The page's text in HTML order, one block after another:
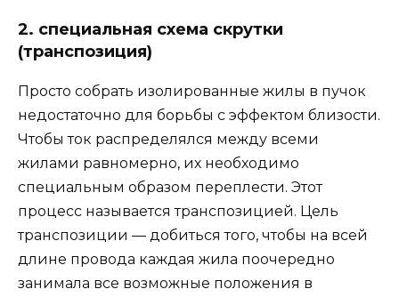
2. специальная схема скрутки
(транспозиция)
Просто собрать изолированные жилы в пучок
недостаточно для борьбы с эффектом близости.
Чтобы ток распределялся между всеми
жилами равномерно, их необходимо
специальным образом переплести. Этот
процесс называется транспозицией. Цель
транспозиции — добиться того, чтобы на всей
длине провода каждая жила поочередно
занимала все возможные положения в